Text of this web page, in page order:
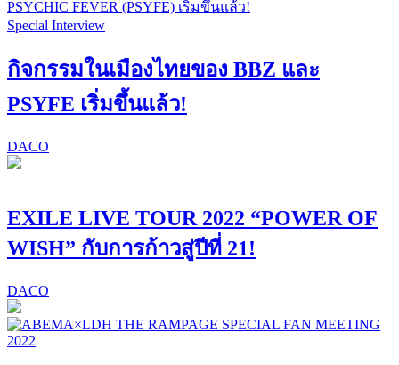
Special Interview
กิจกรรมในเมืองไทยของ BBZ และ
PSYFE เริ่มขึ้นแล้ว!
DACO
EXILE LIVE TOUR 2022 “POWER OF
WISH” กับการก้าวสู่ปีที่ 21!
DACO